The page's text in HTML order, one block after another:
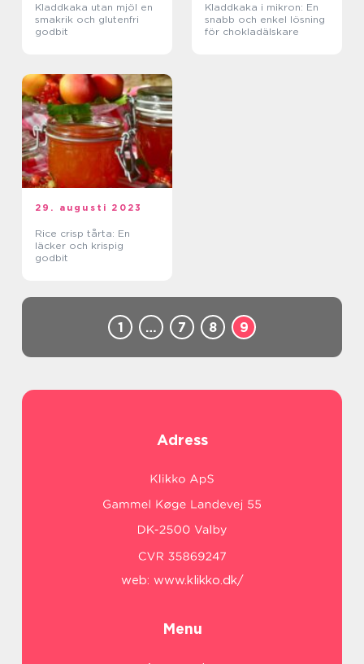
Kladdkaka utan mjöl en
smakrik och glutenfri
godbit
Kladdkaka i mikron: En
snabb och enkel lösning
för chokladälskare
29. augusti 2023
Rice crisp tårta: En
läcker och krispig
godbit
1 … 7 8 9
Adress
web: www.klikko.dk/
Menu